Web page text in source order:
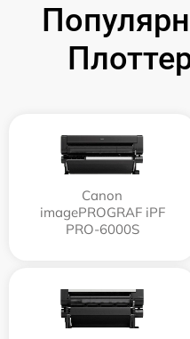
Canon
imagePROGRAF iPF
PRO-6000S